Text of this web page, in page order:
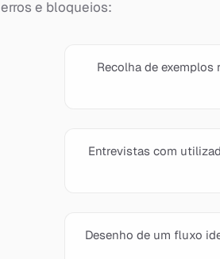
erros e bloqueios:
Recolha de exemplos
Entrevistas com
Desenho de um fluxo